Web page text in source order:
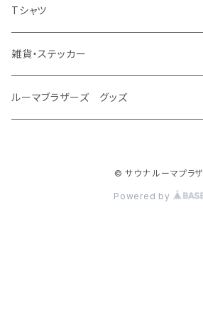
Tシャツ
雑貨・ステッカー
ルーマブラザーズ グッズ
© サウナ ルーマプラザ
Powered by